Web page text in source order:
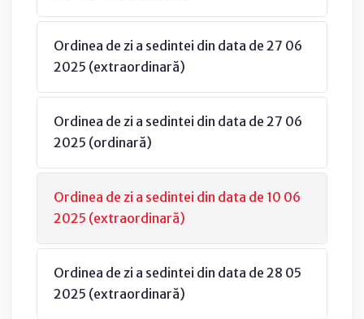
Ordinea de zi a sedintei din data de 27 06
2025 (extraordinară)
Ordinea de zi a sedintei din data de 27 06
2025 (ordinară)
Ordinea de zi a sedintei din data de 10 06
2025 (extraordinară)
Ordinea de zi a sedintei din data de 28 05
2025 (extraordinară)